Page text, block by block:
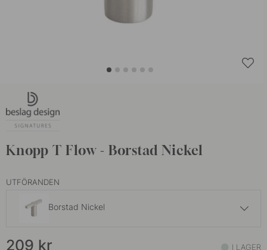
Knopp T Flow - Borstad Nickel
UTFÖRANDEN
Borstad Nickel
Brunerad Mässing I lager
209 kr I LAGER